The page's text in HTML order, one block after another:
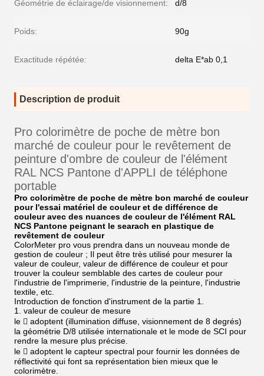
Géométrie de éclairage/de visionnement: d/8
Poids: 90g
Exactitude répétée: delta E*ab 0,1
Description de produit
Pro colorimètre de poche de mètre bon
marché de couleur pour le revêtement de
peinture d'ombre de couleur de l'élément
RAL NCS Pantone d'APPLI de téléphone
portable
Pro colorimètre de poche de mètre bon marché de couleur
pour l'essai matériel de couleur et de différence de
couleur avec des nuances de couleur de l'élément RAL
NCS Pantone peignant le searach en plastique de
revêtement de couleur
ColorMeter pro vous prendra dans un nouveau monde de
gestion de couleur ; Il peut être très utilisé pour mesurer la
valeur de couleur, valeur de différence de couleur et pour
trouver la couleur semblable des cartes de couleur pour
l'industrie de l'imprimerie, l'industrie de la peinture, l'industrie
textile, etc.
Introduction de fonction d'instrument de la partie 1.
1. valeur de couleur de mesure
le  adoptent (illumination diffuse, visionnement de 8 degrés)
la géométrie D/8 utilisée internationale et le mode de SCI pour
rendre la mesure plus précise.
le  adoptent le capteur spectral pour fournir les données de
réflectivité qui font sa représentation bien mieux que le
colorimètre.